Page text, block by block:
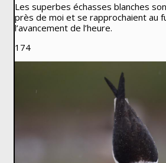
Les superbes échasses blanches
près de moi et se rapprochaient au
l’avancement de l’heure.
174